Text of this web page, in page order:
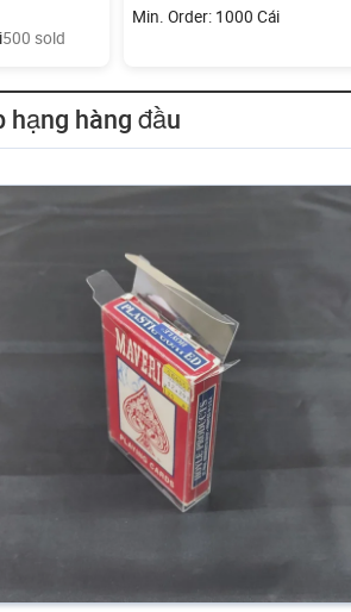
mồi vỏ sò
500 sold
Min. Order: 1000 Cái
hạng hàng đầu